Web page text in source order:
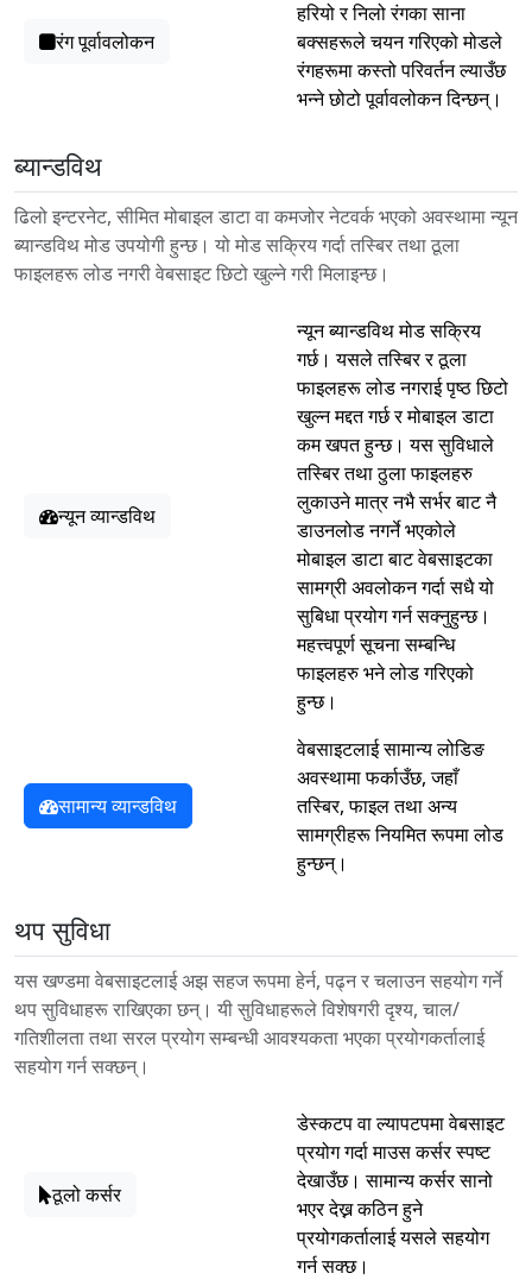
रंग पूर्वावलोकन
हरियो र निलो रंगका साना
बक्सहरूले चयन गरिएको मोडले
रंगहरूमा कस्तो परिवर्तन ल्याउँछ
भन्ने छोटो पूर्वावलोकन दिन्छन्।
ब्यान्डविथ
ढिलो इन्टरनेट, सीमित मोबाइल डाटा वा कमजोर नेटवर्क भएको अवस्थामा न्यून
ब्यान्डविथ मोड उपयोगी हुन्छ। यो मोड सक्रिय गर्दा तस्बिर तथा ठूला
फाइलहरू लोड नगरी वेबसाइट छिटो खुल्ने गरी मिलाइन्छ।
न्यून व्यान्डविथ
न्यून ब्यान्डविथ मोड सक्रिय
गर्छ। यसले तस्बिर र ठूला
फाइलहरू लोड नगराई पृष्ठ छिटो
खुल्न मद्दत गर्छ र मोबाइल डाटा
कम खपत हुन्छ। यस सुविधाले
तस्बिर तथा ठुला फाइलहरु
लुकाउने मात्र नभै सर्भर बाट नै
डाउनलोड नगर्ने भएकोले
मोबाइल डाटा बाट वेबसाइटका
सामग्री अवलोकन गर्दा सधै यो
सुबिधा प्रयोग गर्न सक्नुहुन्छ।
महत्त्वपूर्ण सूचना सम्बन्धि
फाइलहरु भने लोड गरिएको
हुन्छ।
सामान्य व्यान्डविथ
वेबसाइटलाई सामान्य लोडिङ
अवस्थामा फर्काउँछ, जहाँ
तस्बिर, फाइल तथा अन्य
सामग्रीहरू नियमित रूपमा लोड
हुन्छन्।
थप सुविधा
यस खण्डमा वेबसाइटलाई अझ सहज रूपमा हेर्न, पढ्न र चलाउन सहयोग गर्ने
थप सुविधाहरू राखिएका छन्। यी सुविधाहरूले विशेषगरी दृश्य, चाल/
गतिशीलता तथा सरल प्रयोग सम्बन्धी आवश्यकता भएका प्रयोगकर्तालाई
सहयोग गर्न सक्छन्।
ठूलो कर्सर
डेस्कटप वा ल्यापटपमा वेबसाइट
प्रयोग गर्दा माउस कर्सर स्पष्ट
देखाउँछ। सामान्य कर्सर सानो
भएर देख्न कठिन हुने
प्रयोगकर्तालाई यसले सहयोग
गर्न सक्छ।